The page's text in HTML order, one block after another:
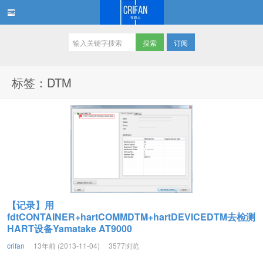
订阅
标签：DTM
【记录】用
fdtCONTAINER+hartCOMMDTM+hartDEVICEDTM去检测
HART设备Yamatake AT9000
crifan 13年前 (2013-11-04) 3577浏览